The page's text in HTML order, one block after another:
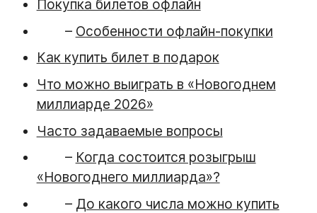
Покупка билетов офлайн
– Особенности офлайн-покупки
Как купить билет в подарок
Что можно выиграть в «Новогоднем
миллиарде 2026»
Часто задаваемые вопросы
– Когда состоится розыгрыш
«Новогоднего миллиарда»?
– До какого числа можно купить